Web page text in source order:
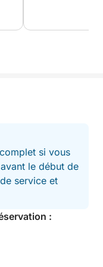
si vous
le début de
service et
: